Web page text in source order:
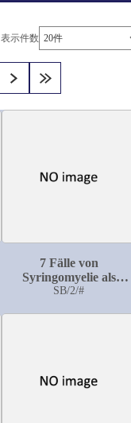
表示件数
7 Fälle von
Syringomyelie als
kasuistischer Beitrag
SB/2/#